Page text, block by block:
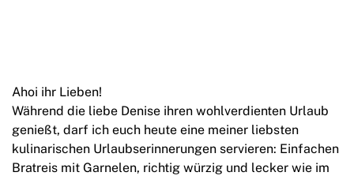
Ahoi ihr Lieben!
Während die liebe Denise ihren wohlverdienten Urlaub
genießt, darf ich euch heute eine meiner liebsten
kulinarischen Urlaubserinnerungen servieren: Einfachen
Bratreis mit Garnelen, richtig würzig und lecker wie im